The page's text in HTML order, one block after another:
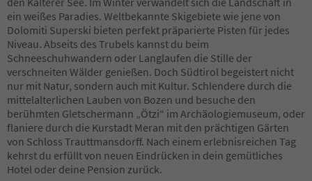
71
72
73
74
75
76
77
78
79
80
81
82
ein weißes Paradies. Weltbekannte Skigebiete wie jene von
Dolomiti Superski bieten perfekt präparierte Pisten für jedes
Niveau. Abseits des Trubels kannst du beim
Schneeschuhwandern oder Langlaufen die Stille der
verschneiten Wälder genießen. Doch Südtirol begeistert nicht
nur mit Natur, sondern auch mit Kultur. Schlendere durch die
mittelalterlichen Lauben von Bozen und besuche den
berühmten Gletschermann „Ötzi“ im Archäologiemuseum, oder
flaniere durch die Kurstadt Meran mit den prächtigen Gärten
von Schloss Trauttmansdorff. Nach einem erlebnisreichen Tag
kehrst du erfüllt von neuen Eindrücken in dein gemütliches
Hotel oder deine Pension zurück.